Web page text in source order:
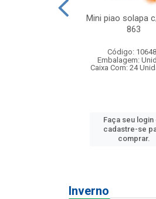
Mini piao solapa
863
Código:
Embalagem:
Caixa Com: 24
Faça seu login
cadastre-se
comprar.
Inverno